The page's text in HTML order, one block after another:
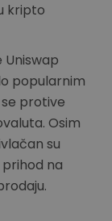
kripto
popularnim
protive
Osim
su
na